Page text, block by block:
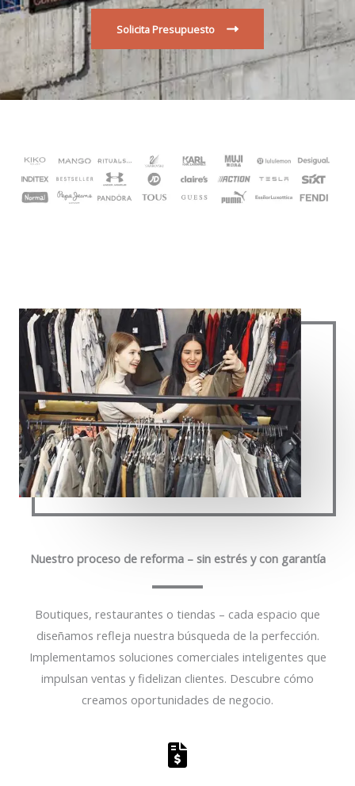
Solicita Presupuesto
Nuestro proceso de reforma – sin estrés y con garantía
Boutiques, restaurantes o tiendas – cada espacio que
diseñamos refleja nuestra búsqueda de la perfección.
Implementamos soluciones comerciales inteligentes que
impulsan ventas y fidelizan clientes. Descubre cómo
creamos oportunidades de negocio.